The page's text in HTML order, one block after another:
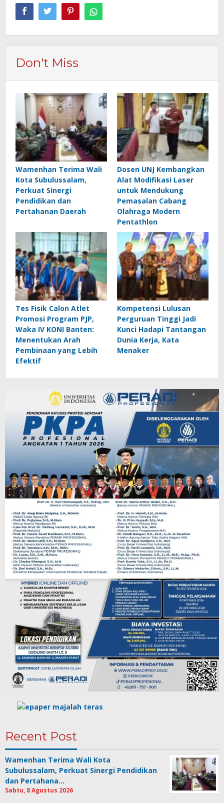
Don't Miss
Wamenhan Terima Wali
Kota Subulussalam,
Perkuat Sinergi
Pendidikan dan
Pertahanan Daerah
Dosen UNJ Kembangkan
Alat Modifikasi Laser
untuk Mendukung
Pemasalan Cabang
Olahraga Modern
Pentathlon
Tes Fisik Calon Atlet
Promosi Program PJP,
Waka IV KONI Banten:
Menentukan Arah
Pembinaan yang Lebih
Efektif
Kompetensi Lulusan
Perguruan Tinggi Jadi
Kunci Hadapi Tantangan
Dunia Kerja, Kata
Menaker
Recent Post
Wamenhan Terima Wali Kota
Subulussalam, Perkuat Sinergi Pendidikan
dan Pertahana…
Sabtu, 8 Agustus 2026